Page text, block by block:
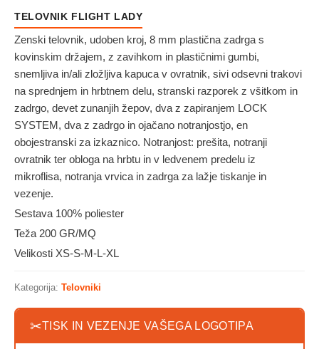
TELOVNIK FLIGHT LADY
Zenski telovnik, udoben kroj, 8 mm plastična zadrga s
kovinskim držajem, z zavihkom in plastičnimi gumbi,
snemljiva in/ali zložljiva kapuca v ovratnik, sivi odsevni trakovi
na sprednjem in hrbtnem delu, stranski razporek z všitkom in
zadrgo, devet zunanjih žepov, dva z zapiranjem LOCK
SYSTEM, dva z zadrgo in ojačano notranjostjo, en
obojestranski za izkaznico. Notranjost: prešita, notranji
ovratnik ter obloga na hrbtu in v ledvenem predelu iz
mikroflisa, notranja vrvica in zadrga za lažje tiskanje in
vezenje.
Sestava 100% poliester
Teža 200 GR/MQ
Velikosti XS-S-M-L-XL
Kategorija: Telovniki
✂TISK IN VEZENJE VAŠEGA LOGOTIPA